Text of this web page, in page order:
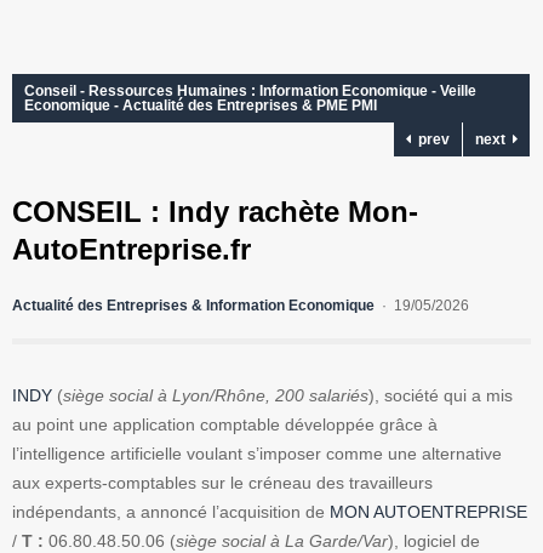
Conseil - Ressources Humaines : Information Economique - Veille
Economique - Actualité des Entreprises & PME PMI
prev
next
CONSEIL : Indy rachète Mon-
AutoEntreprise.fr
Actualité des Entreprises & Information Economique 19/05/2026
INDY (siège social à Lyon/Rhône, 200 salariés), société qui a mis
au point une application comptable développée grâce à
l’intelligence artificielle voulant s’imposer comme une alternative
aux experts-comptables sur le créneau des travailleurs
indépendants, a annoncé l’acquisition de MON AUTOENTREPRISE
/ T : 06.80.48.50.06 (siège social à La Garde/Var), logiciel de